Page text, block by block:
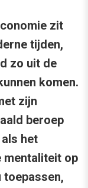
zit
tijden,
zo uit de
komen.
zijn
beroep
het
mentaliteit op